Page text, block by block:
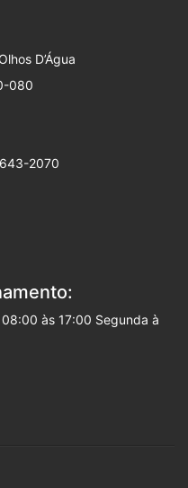
D’Água
080
2070
às 17:00 Segunda à